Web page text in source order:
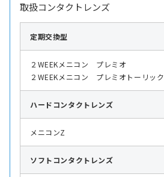
取扱コンタクトレンズ
定期交換型
２WEEKメニコン プレミオ
２WEEKメニコン プレミオトーリック
ハード コンタクトレンズ
メニコンZ
ソフト コンタクトレンズ